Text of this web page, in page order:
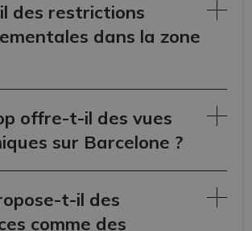
des restrictions
dans la zone
offre-t-il des vues
sur Barcelone ?
t-il des
comme des